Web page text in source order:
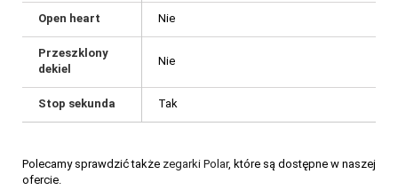
Open heart Nie
Przeszklony
dekiel
Nie
Stop sekunda Tak
Polecamy sprawdzić także zegarki Polar, które są dostępne w naszej
ofercie.